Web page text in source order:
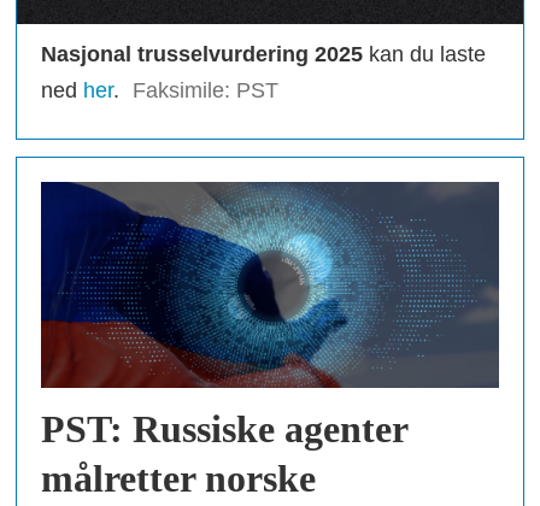
Nasjonal trusselvurdering 2025 kan du laste
ned her. Faksimile: PST
PST: Russiske agenter
målretter norske